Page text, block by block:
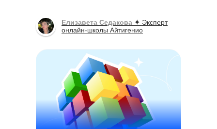
Елизавета Седакова ✦ Эксперт
онлайн-школы Айтигенио